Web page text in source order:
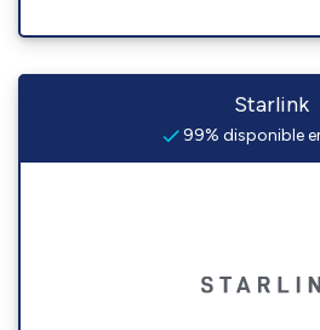
Starlink
99% disponible